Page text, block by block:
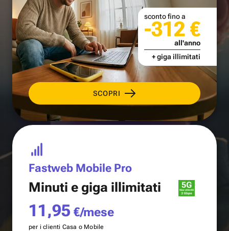
SCOPRI
sconto fino a
-312 €
all'anno
+ giga illimitati
Fastweb Mobile Pro
Minuti e giga illimitati
11,95 €/mese
per i clienti Casa o Mobile